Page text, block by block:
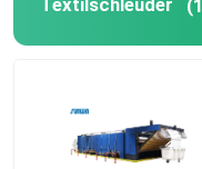
Entspannen Sie
Textilschleuder